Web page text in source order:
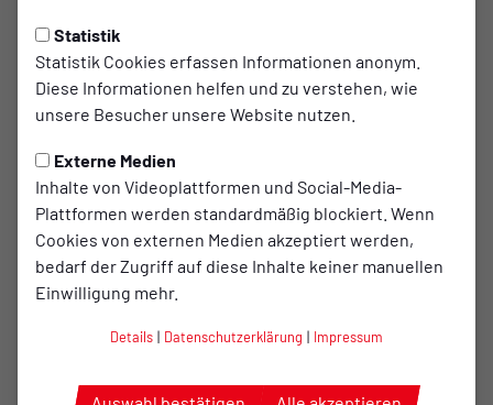
Statistik
Statistik Cookies erfassen Informationen anonym.
Diese Informationen helfen und zu verstehen, wie
unsere Besucher unsere Website nutzen.
Externe Medien
Inhalte von Videoplattformen und Social-Media-
Plattformen werden standardmäßig blockiert. Wenn
Cookies von externen Medien akzeptiert werden,
bedarf der Zugriff auf diese Inhalte keiner manuellen
Einwilligung mehr.
Details | Datenschutzerklärung | Impressum